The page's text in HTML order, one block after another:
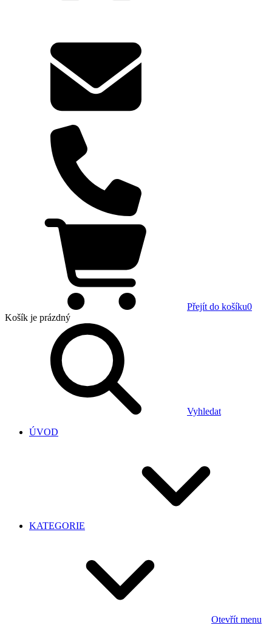
Přejít do košíku0
Košík je prázdný
Vyhledat
ÚVOD
KATEGORIE
Otevřít menu